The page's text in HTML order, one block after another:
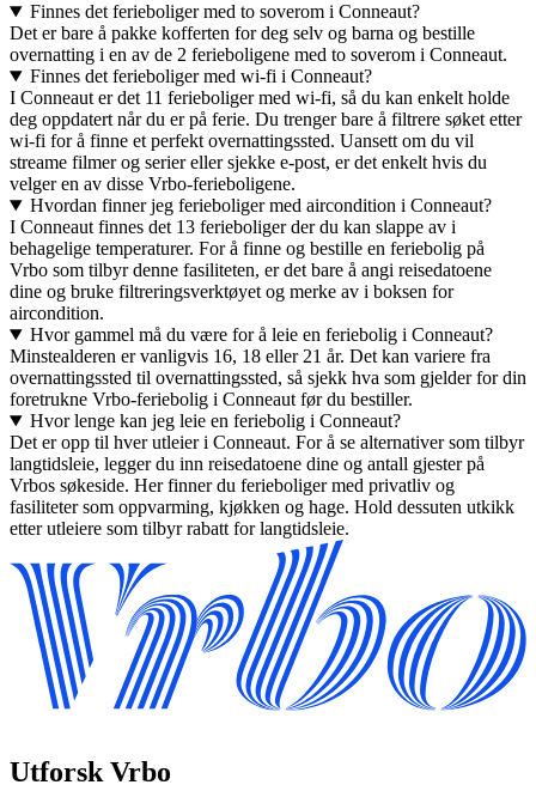
Finnes det ferieboliger med to soverom i Conneaut?
Det er bare å pakke kofferten for deg selv og barna og bestille
overnatting i en av de 2 ferieboligene med to soverom i Conneaut.
Finnes det ferieboliger med wi-fi i Conneaut?
I Conneaut er det 11 ferieboliger med wi-fi, så du kan enkelt holde
deg oppdatert når du er på ferie. Du trenger bare å filtrere søket etter
wi-fi for å finne et perfekt overnattingssted. Uansett om du vil
streame filmer og serier eller sjekke e-post, er det enkelt hvis du
velger en av disse Vrbo-ferieboligene.
Hvordan finner jeg ferieboliger med aircondition i Conneaut?
I Conneaut finnes det 13 ferieboliger der du kan slappe av i
behagelige temperaturer. For å finne og bestille en feriebolig på
Vrbo som tilbyr denne fasiliteten, er det bare å angi reisedatoene
dine og bruke filtreringsverktøyet og merke av i boksen for
aircondition.
Hvor gammel må du være for å leie en feriebolig i Conneaut?
Minstealderen er vanligvis 16, 18 eller 21 år. Det kan variere fra
overnattingssted til overnattingssted, så sjekk hva som gjelder for din
foretrukne Vrbo-feriebolig i Conneaut før du bestiller.
Hvor lenge kan jeg leie en feriebolig i Conneaut?
Det er opp til hver utleier i Conneaut. For å se alternativer som tilbyr
langtidsleie, legger du inn reisedatoene dine og antall gjester på
Vrbos søkeside. Her finner du ferieboliger med privatliv og
fasiliteter som oppvarming, kjøkken og hage. Hold dessuten utkikk
etter utleiere som tilbyr rabatt for langtidsleie.
Utforsk Vrbo